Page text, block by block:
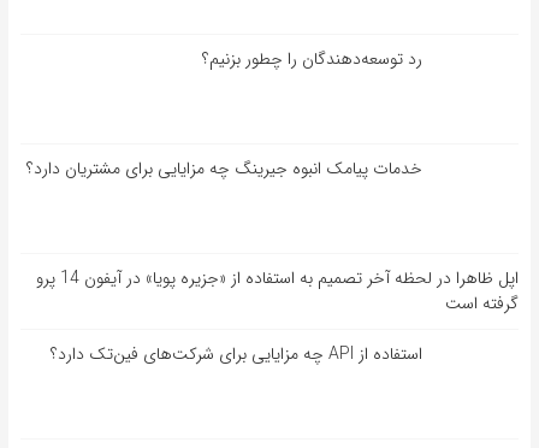
رد توسعه‌دهندگان را چطور بزنیم؟
خدمات پیامک انبوه جیرینگ چه مزایایی برای مشتریان دارد؟
اپل ظاهرا در لحظه آخر تصمیم به استفاده از «جزیره پویا» در آیفون 14 پرو
گرفته است
استفاده از API چه مزایایی برای شرکت‌های فین‌تک دارد؟